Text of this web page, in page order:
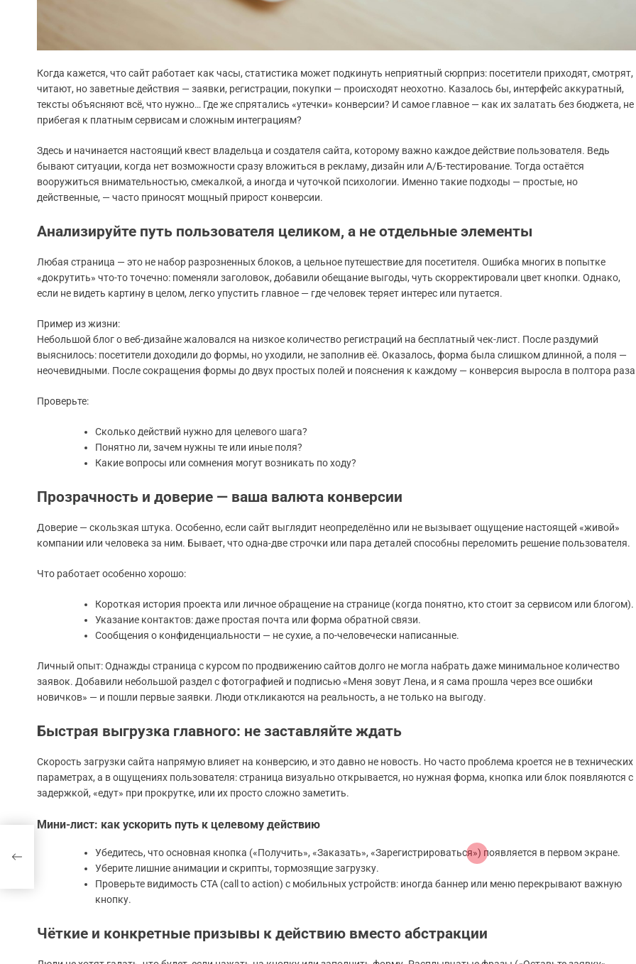
Когда кажется, что сайт работает как часы, статистика может подкинуть неприятный сюрприз: посетители приходят, смотрят,
читают, но заветные действия — заявки, регистрации, покупки — происходят неохотно. Казалось бы, интерфейс аккуратный,
тексты объясняют всё, что нужно… Где же спрятались «утечки» конверсии? И самое главное — как их залатать без бюджета, не
прибегая к платным сервисам и сложным интеграциям?
Здесь и начинается настоящий квест владельца и создателя сайта, которому важно каждое действие пользователя. Ведь
бывают ситуации, когда нет возможности сразу вложиться в рекламу, дизайн или А/Б-тестирование. Тогда остаётся
вооружиться внимательностью, смекалкой, а иногда и чуточкой психологии. Именно такие подходы — простые, но
действенные, — часто приносят мощный прирост конверсии.
Анализируйте путь пользователя целиком, а не отдельные элементы
Любая страница — это не набор разрозненных блоков, а цельное путешествие для посетителя. Ошибка многих в попытке
«докрутить» что-то точечно: поменяли заголовок, добавили обещание выгоды, чуть скорректировали цвет кнопки. Однако,
если не видеть картину в целом, легко упустить главное — где человек теряет интерес или путается.
Пример из жизни:
Небольшой блог о веб-дизайне жаловался на низкое количество регистраций на бесплатный чек-лист. После раздумий
выяснилось: посетители доходили до формы, но уходили, не заполнив её. Оказалось, форма была слишком длинной, а поля —
неочевидными. После сокращения формы до двух простых полей и пояснения к каждому — конверсия выросла в полтора
Проверьте:
Сколько действий нужно для целевого шага?
Понятно ли, зачем нужны те или иные поля?
Какие вопросы или сомнения могут возникать по ходу?
Прозрачность и доверие — ваша валюта конверсии
Доверие — скользкая штука. Особенно, если сайт выглядит неопределённо или не вызывает ощущение настоящей «живой»
компании или человека за ним. Бывает, что одна-две строчки или пара деталей способны переломить решение пользователя.
Что работает особенно хорошо:
Короткая история проекта или личное обращение на странице (когда понятно, кто стоит за сервисом или блогом).
Указание контактов: даже простая почта или форма обратной связи.
Сообщения о конфиденциальности — не сухие, а по-человечески написанные.
Личный опыт: Однажды страница с курсом по продвижению сайтов долго не могла набрать даже минимальное количество
заявок. Добавили небольшой раздел с фотографией и подписью «Меня зовут Лена, и я сама прошла через все ошибки
новичков» — и пошли первые заявки. Люди откликаются на реальность, а не только на выгоду.
Быстрая выгрузка главного: не заставляйте ждать
Скорость загрузки сайта напрямую влияет на конверсию, и это давно не новость. Но часто проблема кроется не в технических
параметрах, а в ощущениях пользователя: страница визуально открывается, но нужная форма, кнопка или блок появляются с
задержкой, «едут» при прокрутке, или их просто сложно заметить.
Мини-лист: как ускорить путь к целевому действию
Убедитесь, что основная кнопка («Получить», «Заказать», «Зарегистрироваться») появляется в первом экране.
Уберите лишние анимации и скрипты, тормозящие загрузку.
Проверьте видимость CTA (call to action) с мобильных устройств: иногда баннер или меню перекрывают важную
кнопку.
Чёткие и конкретные призывы к действию вместо абстракции